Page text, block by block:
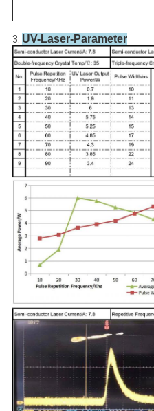
3. UV-Laser-Parameter